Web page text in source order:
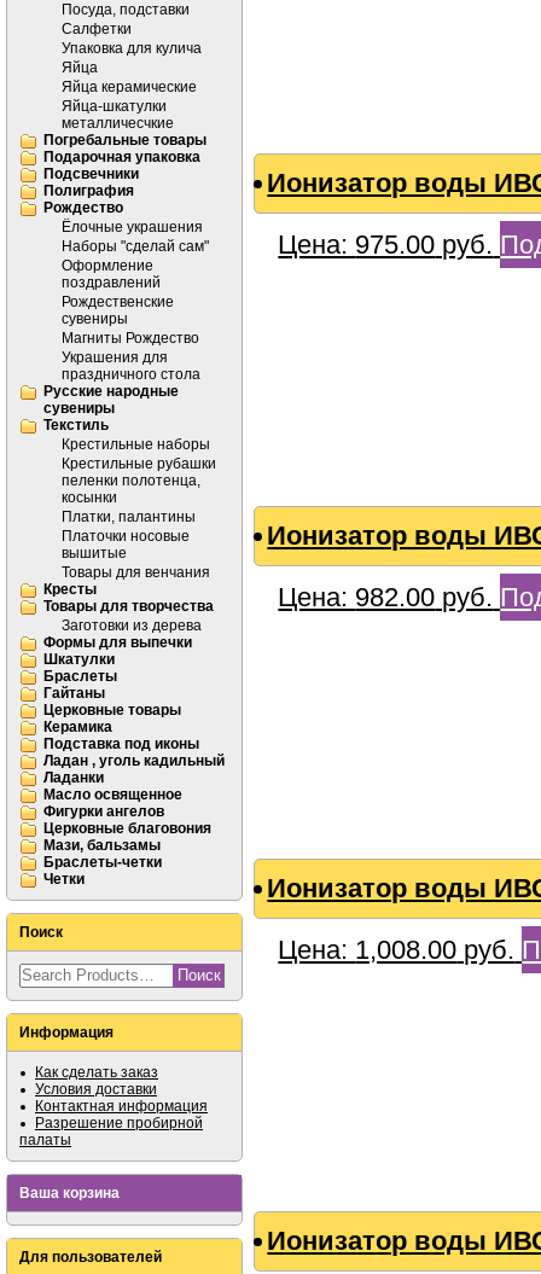
Посуда, подставки
Салфетки
Упаковка для кулича
Яйца
Яйца керамические
Яйца-шкатулки
металличесчкие
Погребальные товары
Подарочная упаковка
Подсвечники
Полиграфия
Рождество
Ёлочные украшения
Наборы "сделай сам"
Оформление
поздравлений
Рождественские
сувениры
Магниты Рождество
Украшения для
праздничного стола
Русские народные
сувениры
Текстиль
Крестильные наборы
Крестильные рубашки
пеленки полотенца,
косынки
Платки, палантины
Платочки носовые
вышитые
Товары для венчания
Кресты
Товары для творчества
Заготовки из дерева
Формы для выпечки
Шкатулки
Браслеты
Гайтаны
Церковные товары
Керамика
Подставка под иконы
Ладан , уголь кадильный
Ладанки
Масло освященное
Фигурки ангелов
Церковные благовония
Мази, бальзамы
Браслеты-четки
Четки
Поиск
Информация
Как сделать заказ
Условия доставки
Контактная информация
Разрешение пробирной
палаты
Ваша корзина
Для пользователей
Ионизатор воды
Цена: 975.00 руб.
Ионизатор воды
Цена: 982.00 руб.
Ионизатор воды
Цена: 1,008.00 руб.
Ионизатор воды